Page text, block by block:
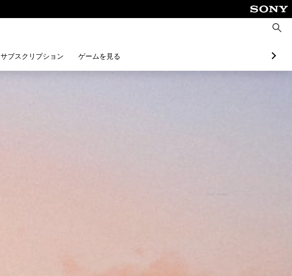
検
索
サブスクリプション ゲームを見る